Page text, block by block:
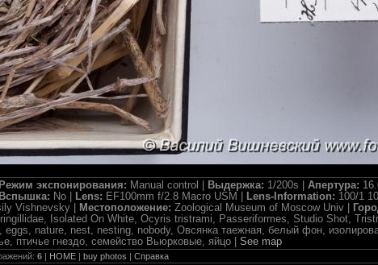
Режим экспонирования: Manual control | Выдержка: 1/200s | Апертура:
Вспышка: No | Lens: EF100mm f/2.8 Macro USM | Lens-Information: 100/1
Vishnevsky | Местоположение: Zoological Museum of Moscow Univ |
Isolated On White, Ocyris tristrami, Passeriformes, Studio Shot,
nature, nest, nesting, nobody, Овсянка таежная, белый фон,
птичье гнездо, семейство Вьюрковые, яйцо | See map
6| HOME| buy photos | Справка